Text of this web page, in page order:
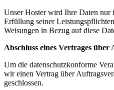
Unser Hoster wird Ihre Daten nur
Erfüllung seiner
Weisungen in Bezug auf diese
Abschluss eines Vertrages
Um die datenschutzkonforme
wir einen Vertrag über
geschlossen.